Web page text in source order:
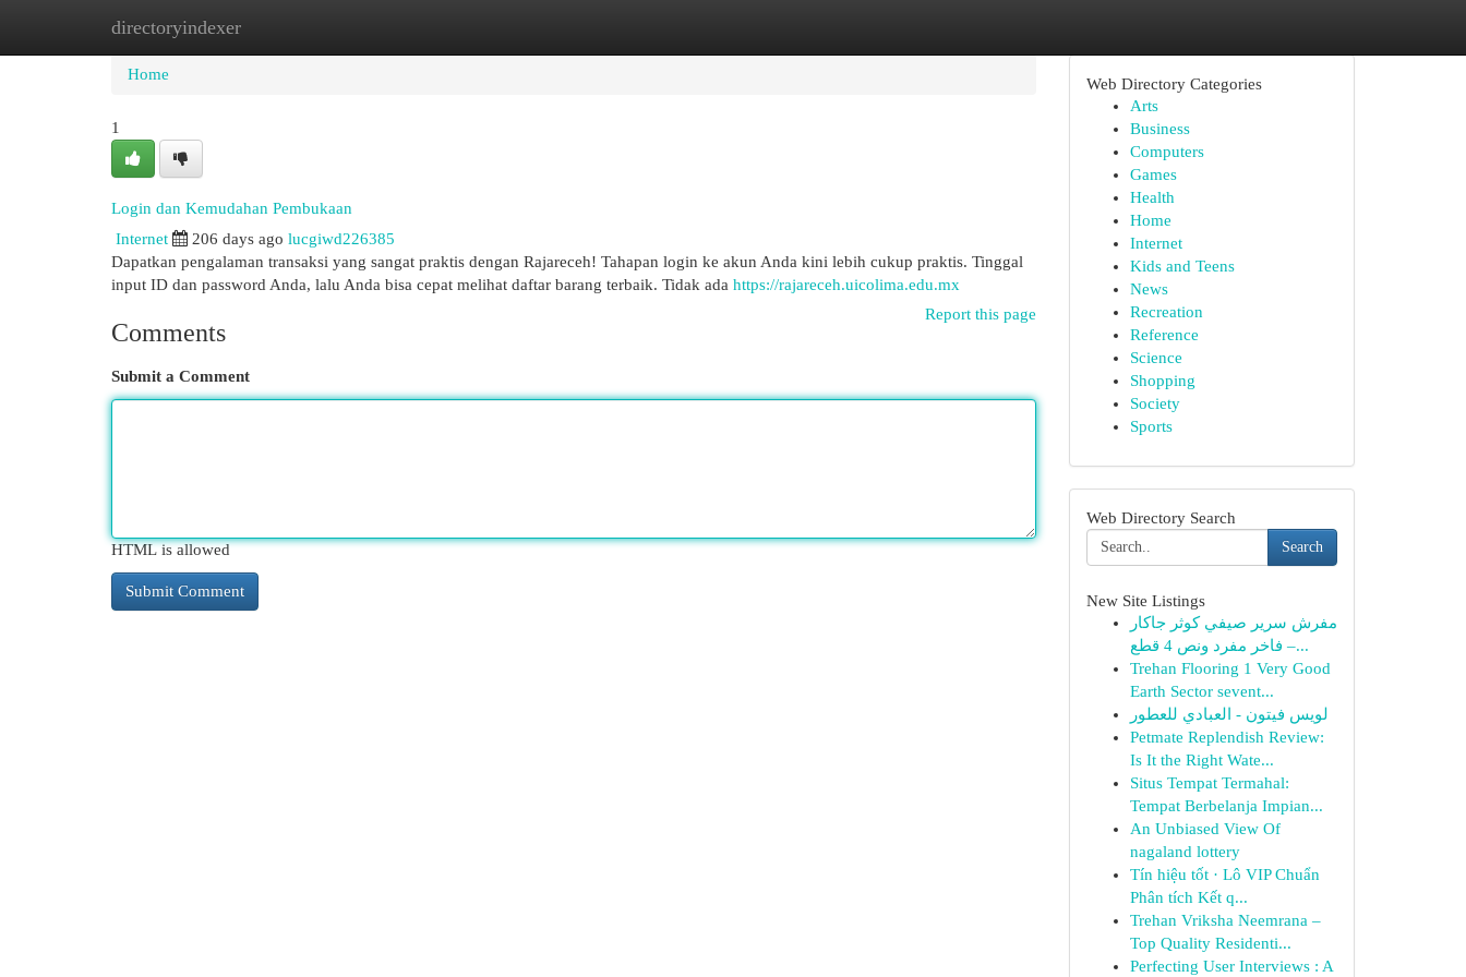
directoryindexer
Home New Site Listings
Home
1
Login dan Kemudahan Pembukaan
Internet 206 days ago lucgiwd226385
Dapatkan pengalaman transaksi yang sangat praktis dengan Rajareceh! Tahapan login ke akun Anda kini lebih cukup praktis. Tinggal
input ID dan password Anda, lalu Anda bisa cepat melihat daftar barang terbaik. Tidak ada https://rajareceh.uicolima.edu.mx
Report this page
Comments
Submit a Comment
HTML is allowed
Web Directory Categories
Arts
Business
Computers
Games
Health
Home
Internet
Kids and Teens
News
Recreation
Reference
Science
Shopping
Society
Sports
Web Directory Search
Search
New Site Listings
مفرش سرير صيفي كوثر جاكار
فاخر مفرد ونص 4 قطع –...
Trehan Flooring 1 Very Good
Earth Sector sevent...
لويس فيتون - العبادي للعطور
Petmate Replendish Review:
Is It the Right Wate...
Situs Tempat Termahal:
Tempat Berbelanja Impian...
An Unbiased View Of
nagaland lottery
Tín hiệu tốt · Lô VIP Chuẩn
Phân tích Kết q...
Trehan Vriksha Neemrana –
Top Quality Residenti...
Perfecting User Interviews : A